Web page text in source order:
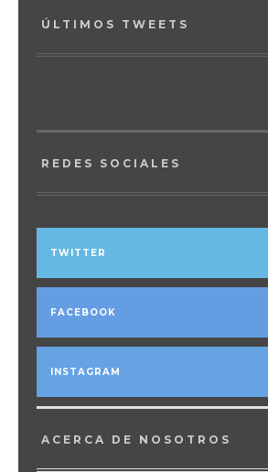
ÚLTIMOS TWEETS
REDES SOCIALES
TWITTER
FACEBOOK
INSTAGRAM
ACERCA DE NOSOTROS